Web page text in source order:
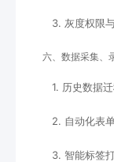
3. 灰度权限
六、数据采集、
1. 历史数据
2. 自动化表
3. 智能标签